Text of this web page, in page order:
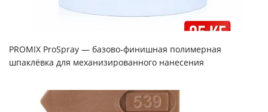
PROMIX ProSpray — базово‑финишная полимерная
шпаклёвка для механизированного нанесения